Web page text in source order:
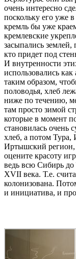
очень интересно
поскольку его уже
кремль бы уже
кремлевские
засыпались
кто придет под
И внутренности
использовались
таким образом,
половодья, хлеб
ниже по течению,
там просто зимой
которые в момент
становилась очень
хлеб, а потом
Иртышский регион,
оцените красоту
ведь всю Сибирь до
XVII века. Т.е.
колонизована.
и инициатива, и